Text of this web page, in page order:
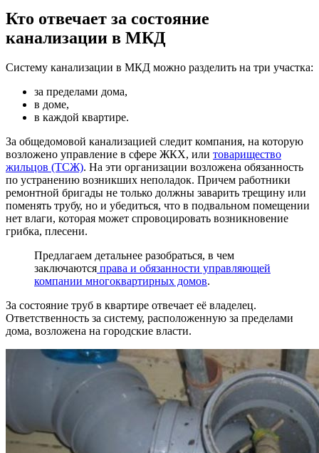
Кто отвечает за состояние
канализации в МКД
Систему канализации в МКД можно разделить на три участка:
за пределами дома,
в доме,
в каждой квартире.
За общедомовой канализацией следит компания, на которую
возложено управление в сфере ЖКХ, или товарищество
жильцов (ТСЖ). На эти организации возложена обязанность
по устранению возникших неполадок. Причем работники
ремонтной бригады не только должны заварить трещину или
поменять трубу, но и убедиться, что в подвальном помещении
нет влаги, которая может спровоцировать возникновение
грибка, плесени.
Предлагаем детальнее разобраться, в чем
заключаются права и обязанности управляющей
компании многоквартирных домов.
За состояние труб в квартире отвечает её владелец.
Ответственность за систему, расположенную за пределами
дома, возложена на городские власти.